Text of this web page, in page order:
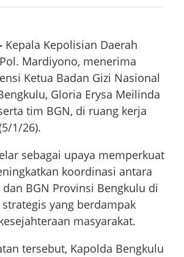
Kepala Kepolisian Daerah
Mardiyono, menerima
Ketua Badan Gizi Nasional
Gloria Erysa Meilinda
tim BGN, di ruang kerja
1/26).
sebagai upaya memperkuat
koordinasi antara
BGN Provinsi Bengkulu di
yang berdampak
masyarakat.
tersebut, Kapolda Bengkulu